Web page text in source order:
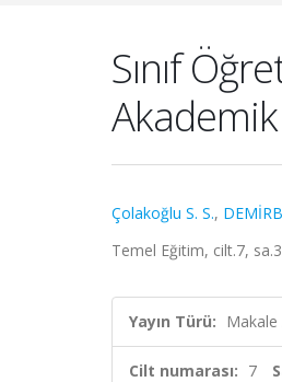
Sınıf
Akademik
Çolakoğlu S. S.,
Temel Eğitim, cilt.7,
Yayın Türü:
Cilt numarası: 7